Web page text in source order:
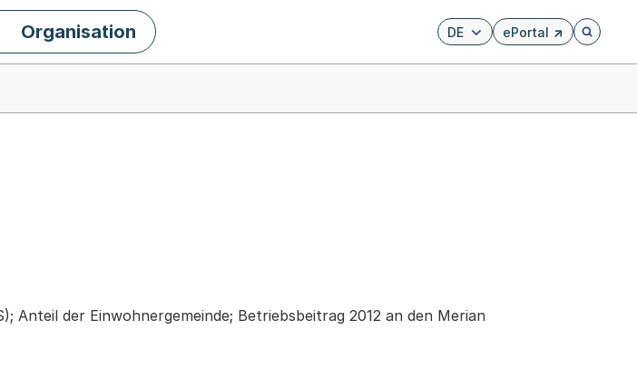
DE ePortal
Externer Link, wird in
Öffnet
Organisation
Anteil der Einwohnergemeinde; Betriebsbeitrag 2012 an den Merian